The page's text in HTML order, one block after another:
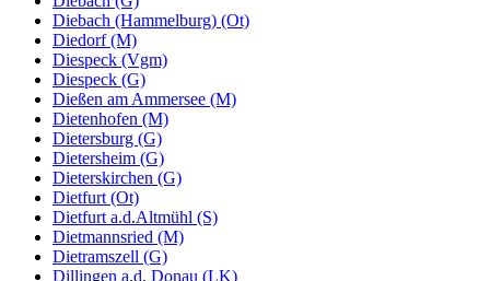
Diebach (Hammelburg) (Ot)
Diedorf (M)
Diespeck (Vgm)
Diespeck (G)
Dießen am Ammersee (M)
Dietenhofen (M)
Dietersburg (G)
Dietersheim (G)
Dieterskirchen (G)
Dietfurt (Ot)
Dietfurt a.d.Altmühl (S)
Dietmannsried (M)
Dietramszell (G)
Dillingen a.d. Donau (LK)